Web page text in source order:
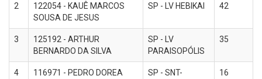
2
122054 - KAUÊ MARCOS
SOUSA DE JESUS
SP - LV HEBIKAI 42
3
125192 - ARTHUR
BERNARDO DA SILVA
SP - LV
PARAISOPÓLIS
35
4
116971 - PEDRO DOREA
SP - SNT-
16